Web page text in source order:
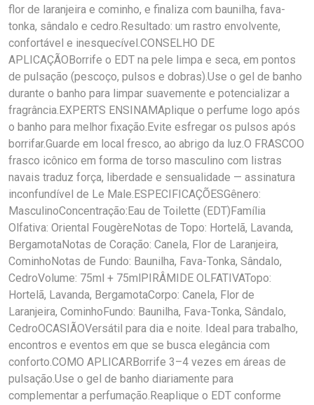
flor de laranjeira e cominho, e finaliza com baunilha, fava-
tonka, sândalo e cedro.Resultado: um rastro envolvente,
confortável e inesquecível.CONSELHO DE
APLICAÇÃOBorrife o EDT na pele limpa e seca, em pontos
de pulsação (pescoço, pulsos e dobras).Use o gel de banho
durante o banho para limpar suavemente e potencializar a
fragrância.EXPERTS ENSINAMAplique o perfume logo após
o banho para melhor fixação.Evite esfregar os pulsos após
borrifar.Guarde em local fresco, ao abrigo da luz.O FRASCOO
frasco icônico em forma de torso masculino com listras
navais traduz força, liberdade e sensualidade — assinatura
inconfundível de Le Male.ESPECIFICAÇÕESGênero:
MasculinoConcentração:Eau de Toilette (EDT)Família
Olfativa: Oriental FougèreNotas de Topo: Hortelã, Lavanda,
BergamotaNotas de Coração: Canela, Flor de Laranjeira,
CominhoNotas de Fundo: Baunilha, Fava-Tonka, Sândalo,
CedroVolume: 75ml + 75mlPIRÂMIDE OLFATIVATopo:
Hortelã, Lavanda, BergamotaCorpo: Canela, Flor de
Laranjeira, CominhoFundo: Baunilha, Fava-Tonka, Sândalo,
CedroOCASIÃOVersátil para dia e noite. Ideal para trabalho,
encontros e eventos em que se busca elegância com
conforto.COMO APLICARBorrife 3–4 vezes em áreas de
pulsação.Use o gel de banho diariamente para
complementar a perfumação.Reaplique o EDT conforme